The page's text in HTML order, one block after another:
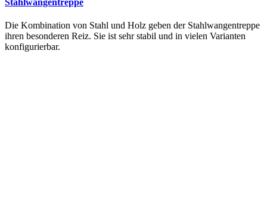
Stahlwangentreppe
Die Kombination von Stahl und Holz geben der Stahlwangentreppe
ihren besonderen Reiz. Sie ist sehr stabil und in vielen Varianten
konfigurierbar.